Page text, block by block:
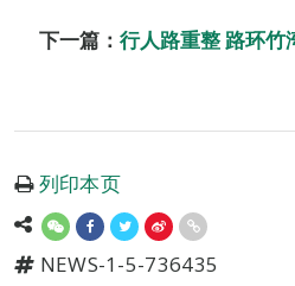
下一篇： 行人路重整 路环竹
列印本页
NEWS-1-5-736435